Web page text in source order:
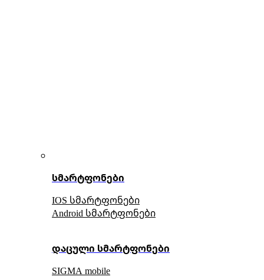
სმარტფონები
IOS სმარტფონები
Android სმარტფონები
დაცული სმარტფონები
SIGMA mobile